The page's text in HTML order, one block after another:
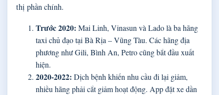
thị phần chính.
Trước 2020: Mai Linh, Vinasun và Lado là ba hãng
taxi chủ đạo tại Bà Rịa – Vũng Tàu. Các hãng địa
phương như Gili, Bình An, Petro cũng bắt đầu xuất
hiện.
2020-2022: Dịch bệnh khiến nhu cầu đi lại giảm,
nhiều hãng phải cắt giảm hoạt động. App đặt xe dần